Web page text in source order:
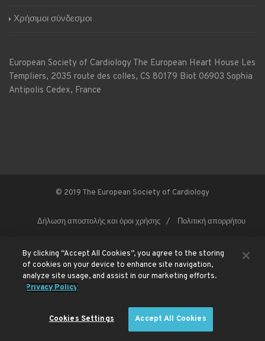
Χρήσιμοι σύνδεσμοι
European Society of Cardiology The European Heart House Les
Templiers, 2035 route des colles, CS 80179 Biot 06903 Sophia
Antipolis Cedex, France
© 2019 The European Society of Cardiology
Δήλωση αποστολής και όροι χρήσης Πολιτική απορρήτου
This site is registered onwpml.orgas a development site. Switch to a production
site key toremove this banner.
By clicking “Accept All Cookies”, you agree to the storing
of cookies on your device to enhance site navigation,
analyze site usage, and assist in our marketing efforts.
Privacy Policy
Cookies Settings Accept All Cookies